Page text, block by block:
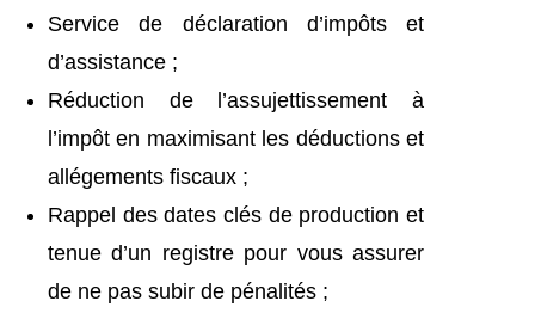
Service de déclaration d’impôts et
d’assistance ;
Réduction de l’assujettissement à
l’impôt en maximisant les déductions et
allégements fiscaux ;
Rappel des dates clés de production et
tenue d’un registre pour vous assurer
de ne pas subir de pénalités ;